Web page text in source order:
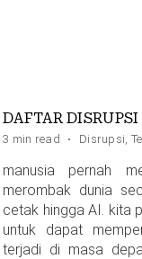
3 min read · Disrupsi,
manusia pernah
merombak dunia
cetak hingga AI. kita
untuk dapat
terjadi di masa